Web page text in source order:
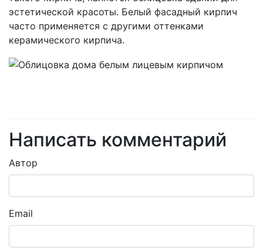
эстетической красоты. Белый фасадный кирпич
часто применяется с другими оттенками
керамического кирпича.
Написать комментарий
Автор
Email